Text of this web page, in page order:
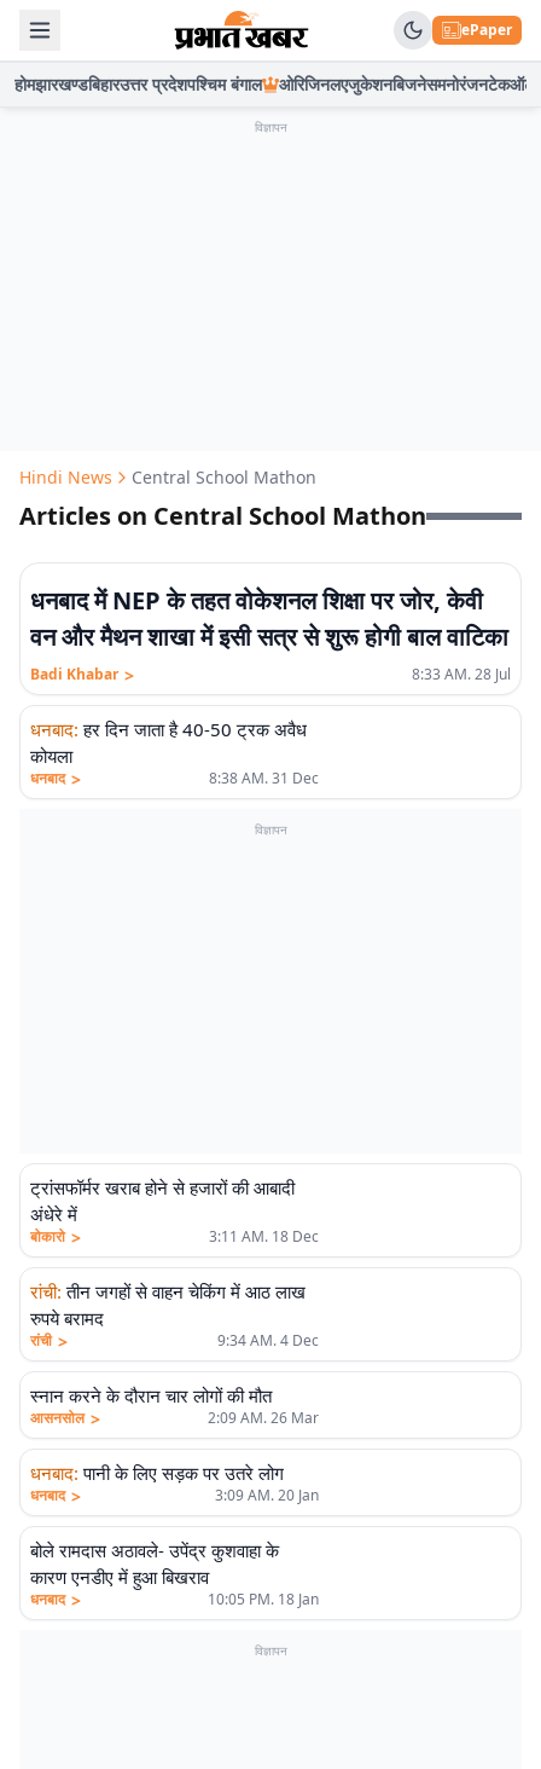
ePaper
होमझारखण्डबिहारउत्तर प्रदेशपश्चिम बंगाल ओरिजिनलएजुकेशनबिजनेसमनोरंजनटेकऑटो
विज्ञापन
Hindi News Central School Mathon
Articles on Central School Mathon
धनबाद में NEP के तहत वोकेशनल शिक्षा पर जोर, केवी
वन और मैथन शाखा में इसी सत्र से शुरू होगी बाल वाटिका
Badi Khabar > 8:33 AM. 28 Jul
धनबाद: हर दिन जाता है 40-50 ट्रक अवैध
कोयला
धनबाद > 8:38 AM. 31 Dec
विज्ञापन
ट्रांसफॉर्मर खराब होने से हजारों की आबादी
अंधेरे में
बोकारो > 3:11 AM. 18 Dec
रांची: तीन जगहों से वाहन चेकिंग में आठ लाख
रुपये बरामद
रांची > 9:34 AM. 4 Dec
स्नान करने के दौरान चार लोगों की मौत
आसनसोल > 2:09 AM. 26 Mar
धनबाद: पानी के लिए सड़क पर उतरे लोग
धनबाद > 3:09 AM. 20 Jan
बोले रामदास अठावले- उपेंद्र कुशवाहा के
कारण एनडीए में हुआ बिखराव
धनबाद > 10:05 PM. 18 Jan
विज्ञापन